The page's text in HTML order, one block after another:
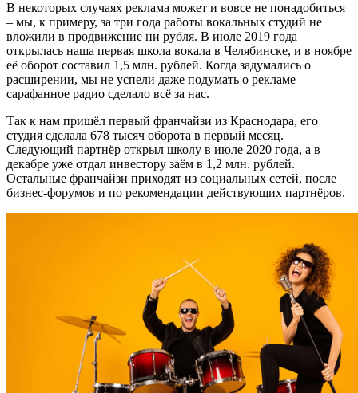
В некоторых случаях реклама может и вовсе не понадобиться
– мы, к примеру, за три года работы вокальных студий не
вложили в продвижение ни рубля. В июле 2019 года
открылась наша первая школа вокала в Челябинске, и в ноябре
её оборот составил 1,5 млн. рублей. Когда задумались о
расширении, мы не успели даже подумать о рекламе –
сарафанное радио сделало всё за нас.
Так к нам пришёл первый франчайзи из Краснодара, его
студия сделала 678 тысяч оборота в первый месяц.
Следующий партнёр открыл школу в июле 2020 года, а в
декабре уже отдал инвестору заём в 1,2 млн. рублей.
Остальные франчайзи приходят из социальных сетей, после
бизнес-форумов и по рекомендации действующих партнёров.